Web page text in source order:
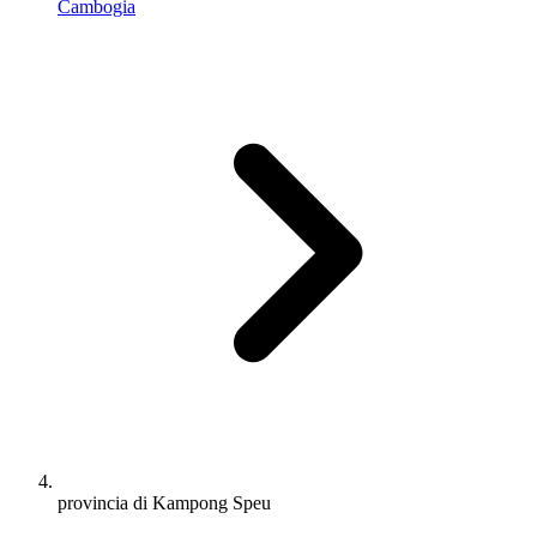
Cambogia
provincia di Kampong Speu